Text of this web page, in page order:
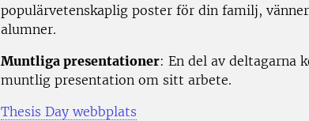
populärvetenskaplig poster för din familj,
alumner.
Muntliga presentationer: En del av deltagarna
muntlig presentation om sitt arbete.
Thesis Day webbplats